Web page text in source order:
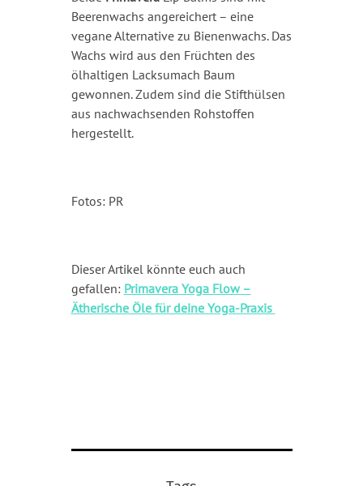
Beerenwachs angereichert – eine
vegane Alternative zu Bienenwachs. Das
Wachs wird aus den Früchten des
ölhaltigen Lacksumach Baum
gewonnen. Zudem sind die Stifthülsen
aus nachwachsenden Rohstoffen
hergestellt.
Fotos: PR
Dieser Artikel könnte euch auch
gefallen: Primavera Yoga Flow –
Ätherische Öle für deine Yoga-Praxis